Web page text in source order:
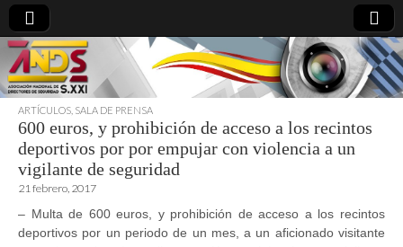
directoresdeseguridad.es
ARTÍCULOS SALA DE PRENSA
600 euros, y prohibición de acceso a los recintos
deportivos por por empujar con violencia a un
vigilante de seguridad
21 febrero, 2017
– Multa de 600 euros, y prohibición de acceso a los recintos
deportivos por un periodo de un mes, a un aficionado visitante